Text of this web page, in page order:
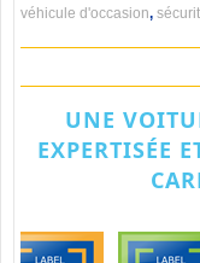
véhicule d'occasion,
UNE
EXPERTISÉE